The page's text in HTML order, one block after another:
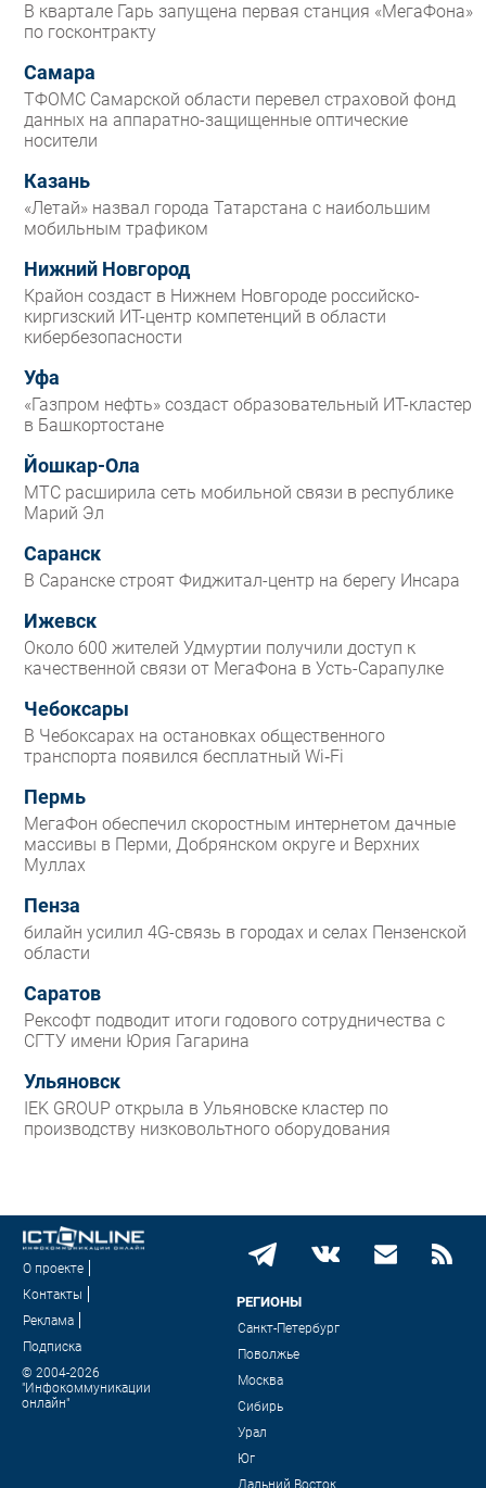
В квартале Гарь запущена первая станция «МегаФона»
по госконтракту
Самара
ТФОМС Самарской области перевел страховой фонд
данных на аппаратно-защищенные оптические
носители
Казань
«Летай» назвал города Татарстана с наибольшим
мобильным трафиком
Нижний Новгород
Крайон создаст в Нижнем Новгороде российско-
киргизский ИТ-центр компетенций в области
кибербезопасности
Уфа
«Газпром нефть» создаст образовательный ИТ-кластер
в Башкортостане
Йошкар-Ола
МТС расширила сеть мобильной связи в республике
Марий Эл
Саранск
В Саранске строят Фиджитал-центр на берегу Инсара
Ижевск
Около 600 жителей Удмуртии получили доступ к
качественной связи от МегаФона в Усть-Сарапулке
Чебоксары
В Чебоксарах на остановках общественного
транспорта появился бесплатный Wi‑Fi
Пермь
МегаФон обеспечил скоростным интернетом дачные
массивы в Перми, Добрянском округе и Верхних
Муллах
Пенза
билайн усилил 4G-связь в городах и селах Пензенской
области
Саратов
Рексофт подводит итоги годового сотрудничества с
СГТУ имени Юрия Гагарина
Ульяновск
IEK GROUP открыла в Ульяновске кластер по
производству низковольтного оборудования
О проекте
Контакты
Реклама
Подписка
© 2004-2026
"Инфокоммуникации
онлайн"
РЕГИОНЫ
Санкт-Петербург
Поволжье
Москва
Сибирь
Урал
Юг
Дальний Восток